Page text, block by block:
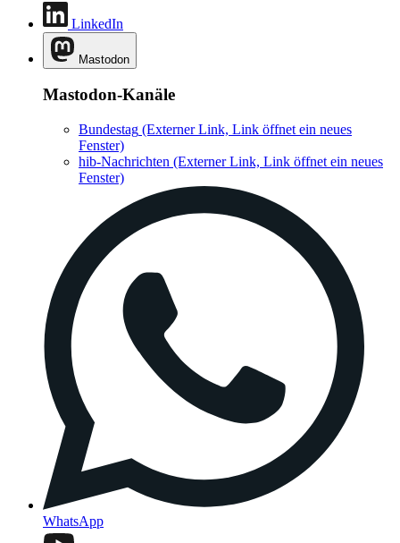
LinkedIn
Mastodon
Mastodon-Kanäle
Bundestag (Externer Link, Link öffnet ein neues
Fenster)
hib-Nachrichten (Externer Link, Link öffnet ein neues
Fenster)
WhatsApp